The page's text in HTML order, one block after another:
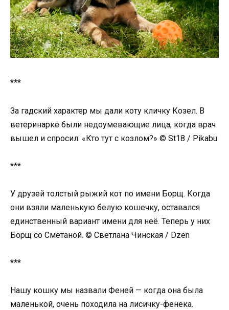
***
За гадский характер мы дали коту кличку Козел. В
ветеринарке были недоумевающие лица, когда врач
вышел и спросил: «Кто тут с козлом?» © St18 / Pikabu
***
У друзей толстый рыжий кот по имени Борщ. Когда
они взяли маленькую белую кошечку, оставался
единственный вариант имени для неё. Теперь у них
Борщ со Сметаной. © Светлана Чинская / Dzen
***
Нашу кошку мы назвали Феней — когда она была
маленькой, очень походила на лисичку-фенека.